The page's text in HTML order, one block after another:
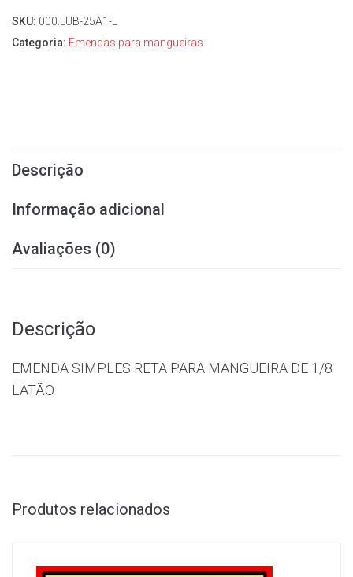
SKU: 000.LUB-25A1-L
Categoria: Emendas para mangueiras
Descrição
Informação adicional
Avaliações (0)
Descrição
EMENDA SIMPLES RETA PARA MANGUEIRA DE 1/8
LATÃO
Produtos relacionados